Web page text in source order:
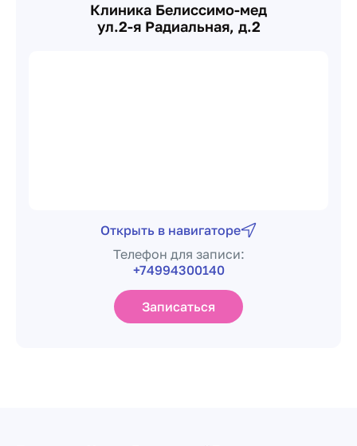
Клиника Белиссимо-мед
ул.2-я Радиальная, д.2
Открыть в навигаторе
Телефон для записи:
+74994300140
Записаться